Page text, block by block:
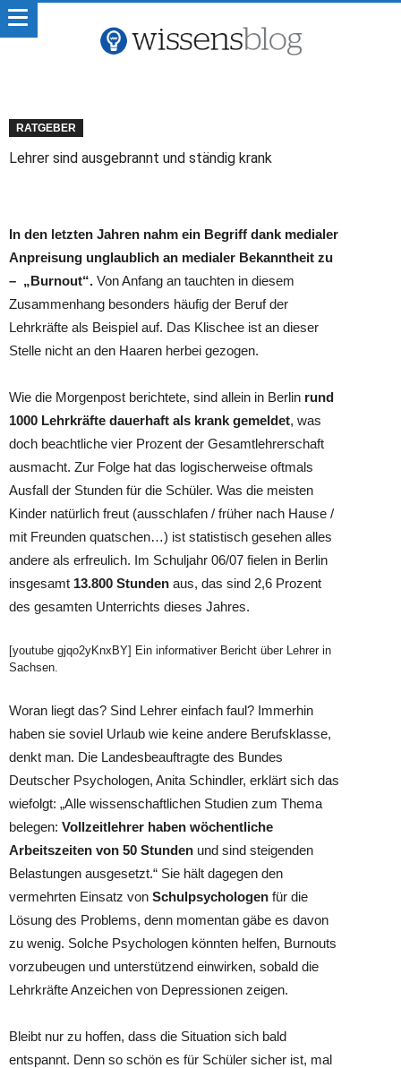
RATGEBER
Lehrer sind ausgebrannt und ständig krank
In den letzten Jahren nahm ein Begriff dank medialer
Anpreisung unglaublich an medialer Bekanntheit zu
– „Burnout“. Von Anfang an tauchten in diesem
Zusammenhang besonders häufig der Beruf der
Lehrkräfte als Beispiel auf. Das Klischee ist an dieser
Stelle nicht an den Haaren herbei gezogen.
Wie die Morgenpost berichtete, sind allein in Berlin rund
1000 Lehrkräfte dauerhaft als krank gemeldet, was
doch beachtliche vier Prozent der Gesamtlehrerschaft
ausmacht. Zur Folge hat das logischerweise oftmals
Ausfall der Stunden für die Schüler. Was die meisten
Kinder natürlich freut (ausschlafen / früher nach Hause /
mit Freunden quatschen…) ist statistisch gesehen alles
andere als erfreulich. Im Schuljahr 06/07 fielen in Berlin
insgesamt 13.800 Stunden aus, das sind 2,6 Prozent
des gesamten Unterrichts dieses Jahres.
[youtube gjqo2yKnxBY] Ein informativer Bericht über Lehrer in
Sachsen.
Woran liegt das? Sind Lehrer einfach faul? Immerhin
haben sie soviel Urlaub wie keine andere Berufsklasse,
denkt man. Die Landesbeauftragte des Bundes
Deutscher Psychologen, Anita Schindler, erklärt sich das
wiefolgt: „Alle wissenschaftlichen Studien zum Thema
belegen: Vollzeitlehrer haben wöchentliche
Arbeitszeiten von 50 Stunden und sind steigenden
Belastungen ausgesetzt.“ Sie hält dagegen den
vermehrten Einsatz von Schulpsychologen für die
Lösung des Problems, denn momentan gäbe es davon
zu wenig. Solche Psychologen könnten helfen, Burnouts
vorzubeugen und unterstützend einwirken, sobald die
Lehrkräfte Anzeichen von Depressionen zeigen.
Bleibt nur zu hoffen, dass die Situation sich bald
entspannt. Denn so schön es für Schüler sicher ist, mal